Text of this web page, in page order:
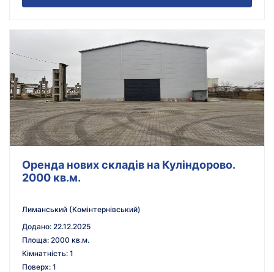
Оренда нових складів на Куліндорово.
2000 кв.м.
Лиманський (Комінтернівський)
Додано: 22.12.2025
Площа: 2000 кв.м.
Кімнатність: 1
Поверх: 1